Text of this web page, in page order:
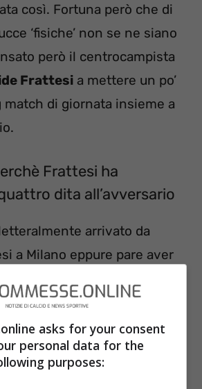
così. Fortuna però che di
‘fisiche’ non se ne siano
però il centrocampista
Frattesi a mettere un po’
match di giornata insieme a
Frattesi ha
dita all’avversario
arrivato da
a Milano eppure pare aver
imparato ad
stracittadina, visto che si è
dei marcatori della
al Milan. Ma ancor prima del
asks for your consent
personal data for the
purposes: